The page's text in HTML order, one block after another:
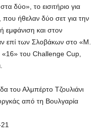
δύο», το εισιτήριο για
ήθελαν δύο σετ για την
εμφάνιση και στον
επί των Σλοβάκων στο «Μ.
«16» του Challenge Cup,
του Αλμπέρτο Τζουλιάνι
από τη Βουλγαρία